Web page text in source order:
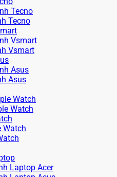
Tecno
Tecno
Vsmart
Vsmart
Asus
Asus
Watch
Watch
Watch
Laptop Acer